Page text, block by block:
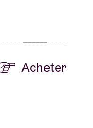
Acheter